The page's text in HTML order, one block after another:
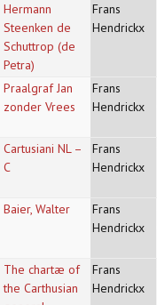
Hermann
Steenken de
Schuttrop (de
Petra)
Frans
Hendrickx
Praalgraf Jan
zonder Vrees
Frans
Hendrickx
Cartusiani NL –
C
Frans
Hendrickx
Baier, Walter
Frans
Hendrickx
The chartæ of
the Carthusian
Frans
Hendrickx